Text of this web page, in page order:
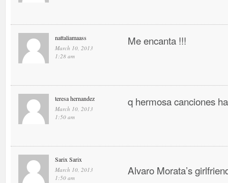
nattaliamaass
March 10, 2013
1:28 am
Me encanta !!!
teresa hernandez
March 10, 2013
1:50 am
q hermosa canciones
Sarix Sarix
March 10, 2013
1:50 am
Alvaro Morata’s